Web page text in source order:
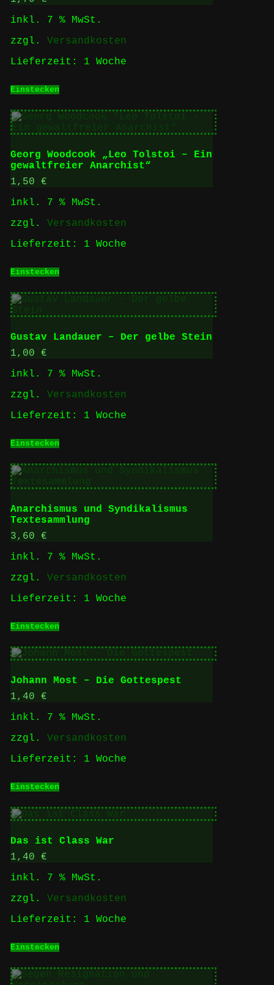
inkl. 7 % MwSt.
zzgl. Versandkosten
Lieferzeit: 1 Woche
Einstecken
Georg Woodcook „Leo Tolstoi – Ein
gewaltfreier Anarchist“
1,50 €
inkl. 7 % MwSt.
zzgl. Versandkosten
Lieferzeit: 1 Woche
Einstecken
Gustav Landauer – Der gelbe Stein
1,00 €
inkl. 7 % MwSt.
zzgl. Versandkosten
Lieferzeit: 1 Woche
Einstecken
Anarchismus und Syndikalismus
Textesammlung
3,60 €
inkl. 7 % MwSt.
zzgl. Versandkosten
Lieferzeit: 1 Woche
Einstecken
Johann Most – Die Gottespest
1,40 €
inkl. 7 % MwSt.
zzgl. Versandkosten
Lieferzeit: 1 Woche
Einstecken
Das ist Class War
1,40 €
inkl. 7 % MwSt.
zzgl. Versandkosten
Lieferzeit: 1 Woche
Einstecken